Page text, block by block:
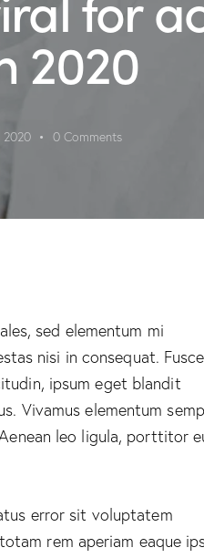
2020
2020 0 Comments
sed elementum mi
nisi in consequat. Fusce
ipsum eget blandit
Vivamus elementum
leo ligula, porttitor
error sit voluptatem
rem aperiam eaque